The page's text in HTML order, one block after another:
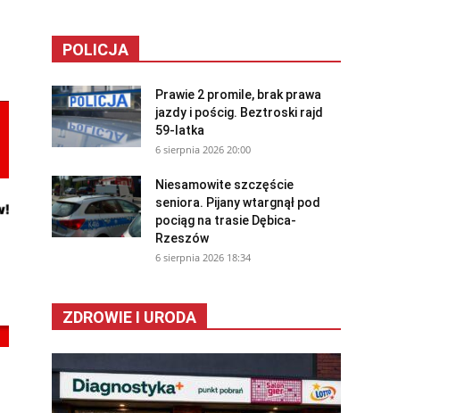
POLICJA
Prawie 2 promile, brak prawa
jazdy i pościg. Beztroski rajd
59-latka
6 sierpnia 2026 20:00
Niesamowite szczęście
seniora. Pijany wtargnął pod
pociąg na trasie Dębica-
Rzeszów
6 sierpnia 2026 18:34
ZDROWIE I URODA